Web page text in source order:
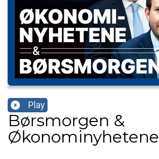
Play
Børsmorgen &
Økonominyhetene